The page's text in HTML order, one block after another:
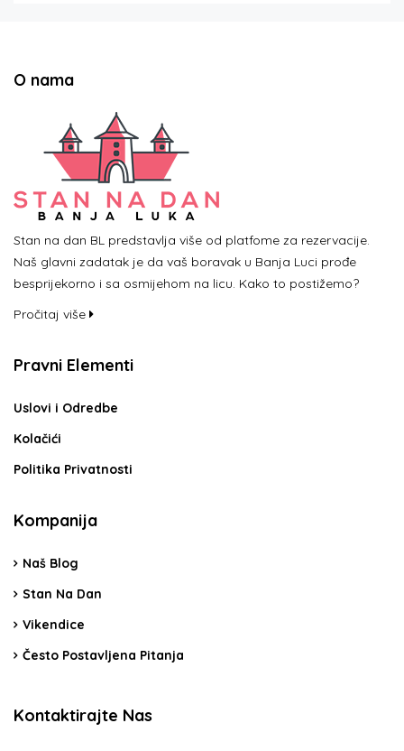
O nama
Stan na dan BL predstavlja više od platfome za rezervacije.
Naš glavni zadatak je da vaš boravak u Banja Luci prođe
besprijekorno i sa osmijehom na licu. Kako to postižemo?
Pročitaj više
Pravni Elementi
Uslovi i Odredbe
Kolačići
Politika Privatnosti
Kompanija
Naš Blog
Stan Na Dan
Vikendice
Često Postavljena Pitanja
Kontaktirajte Nas